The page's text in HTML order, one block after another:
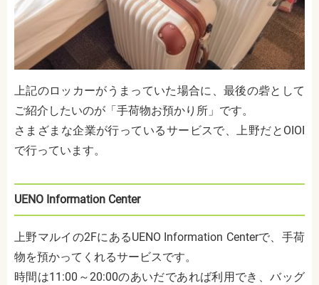
上記のロッカーがうまっていた場合に、最後の砦として
ご紹介したいのが「手荷物お預かり所」です。
さまざまな企業が行っているサービスで、上野だとOIOI
で行っています。
UENO Information Center
上野マルイの2FにあるUENO Information Centerで、手荷
物を預かってくれるサービスです。
時間は11:00～20:00のあいだであれば利用でき、バッグ